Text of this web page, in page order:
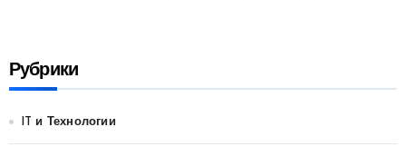
Рубрики
IT и Технологии